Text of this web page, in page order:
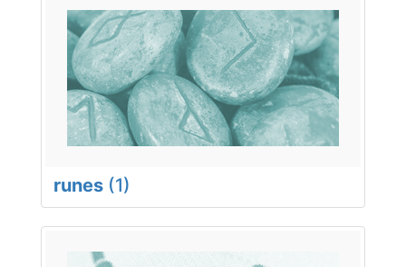
runes (1)